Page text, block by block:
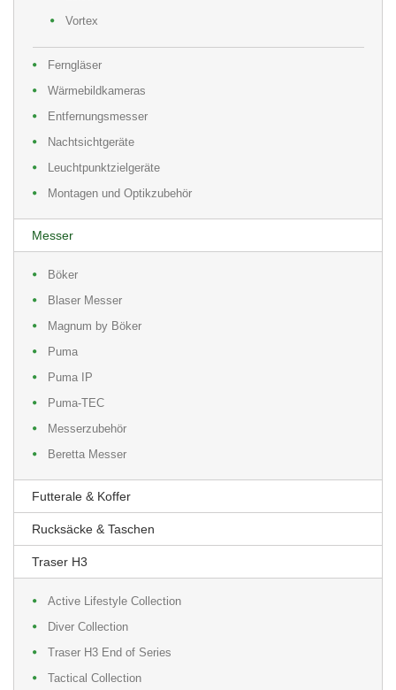
Vortex
Ferngläser
Wärmebildkameras
Entfernungsmesser
Nachtsichtgeräte
Leuchtpunktzielgeräte
Montagen und Optikzubehör
Messer
Böker
Blaser Messer
Magnum by Böker
Puma
Puma IP
Puma-TEC
Messerzubehör
Beretta Messer
Futterale & Koffer
Rucksäcke & Taschen
Traser H3
Active Lifestyle Collection
Diver Collection
Traser H3 End of Series
Tactical Collection